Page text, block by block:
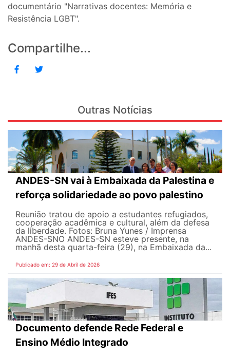
documentário "Narrativas docentes: Memória e
Resistência LGBT".
Compartilhe...
Outras Notícias
ANDES-SN vai à Embaixada da Palestina e
reforça solidariedade ao povo palestino
Reunião tratou de apoio a estudantes refugiados,
cooperação acadêmica e cultural, além da defesa
da liberdade. Fotos: Bruna Yunes / Imprensa
ANDES-SN​​​ O ANDES-SN esteve presente, na
manhã desta quarta-feira (29), na Embaixada da...
Publicado em: 29 de Abril de 2026
Documento defende Rede Federal e
Ensino Médio Integrado